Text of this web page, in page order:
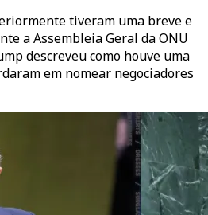
tiveram uma breve e
a Assembleia Geral da ONU
descreveu como houve uma
em nomear negociadores